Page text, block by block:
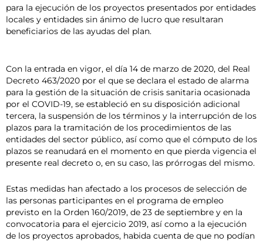
para la ejecución de los proyectos presentados por entidades
locales y entidades sin ánimo de lucro que resultaran
beneficiarios de las ayudas del plan.
Con la entrada en vigor, el día 14 de marzo de 2020, del Real
Decreto 463/2020 por el que se declara el estado de alarma
para la gestión de la situación de crisis sanitaria ocasionada
por el COVID-19, se estableció en su disposición adicional
tercera, la suspensión de los términos y la interrupción de los
plazos para la tramitación de los procedimientos de las
entidades del sector público, así como que el cómputo de los
plazos se reanudará en el momento en que pierda vigencia el
presente real decreto o, en su caso, las prórrogas del mismo.
Estas medidas han afectado a los procesos de selección de
las personas participantes en el programa de empleo
previsto en la Orden 160/2019, de 23 de septiembre y en la
convocatoria para el ejercicio 2019, así como a la ejecución
de los proyectos aprobados, habida cuenta de que no podían